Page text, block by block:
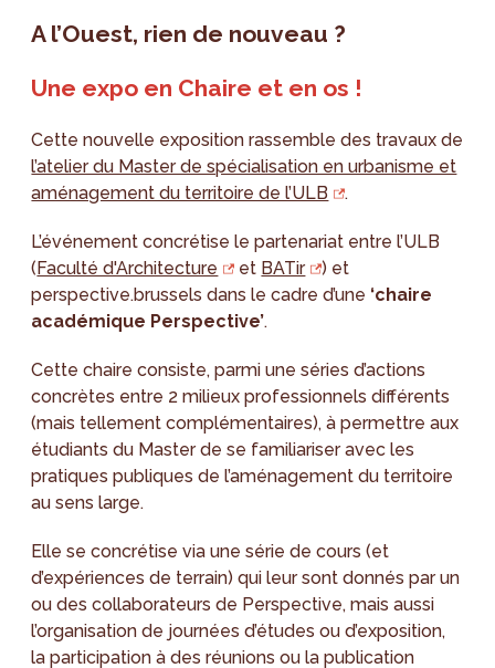
A l’Ouest, rien de nouveau ?
Une expo en Chaire et en os !
Cette nouvelle exposition rassemble des travaux de
l’atelier du Master de spécialisation en urbanisme et
aménagement du territoire de l’ULB
.
L’événement concrétise le partenariat entre l’ULB
(Faculté d'Architecture et BATir
) et
perspective.brussels dans le cadre d’une ‘chaire
académique Perspective’.
Cette chaire consiste, parmi une séries d’actions
concrètes entre 2 milieux professionnels différents
(mais tellement complémentaires), à permettre aux
étudiants du Master de se familiariser avec les
pratiques publiques de l’aménagement du territoire
au sens large.
Elle se concrétise via une série de cours (et
d’expériences de terrain) qui leur sont donnés par un
ou des collaborateurs de Perspective, mais aussi
l’organisation de journées d’études ou d’exposition,
la participation à des réunions ou la publication